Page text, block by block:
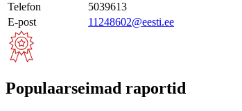
Telefon
5039613
E-post
11248602@eesti.ee
Populaarseimad raportid